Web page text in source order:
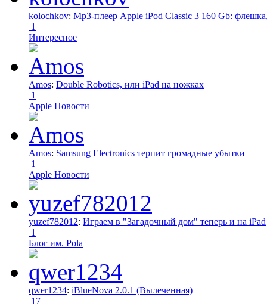
kolochkov: Mp3-плеер Apple iPod Classic 3 160 Gb:
1
Интересное
Amos: Double Robotics, или iPad на ножках
1
Apple Новости
Amos: Samsung Electronics терпит громадные убытки
1
Apple Новости
yuzef782012: Играем в "Загадочный дом" теперь и на iPad
1
Блог им. Pola
qwer1234: iBlueNova 2.0.1 (Вылеченная)
17